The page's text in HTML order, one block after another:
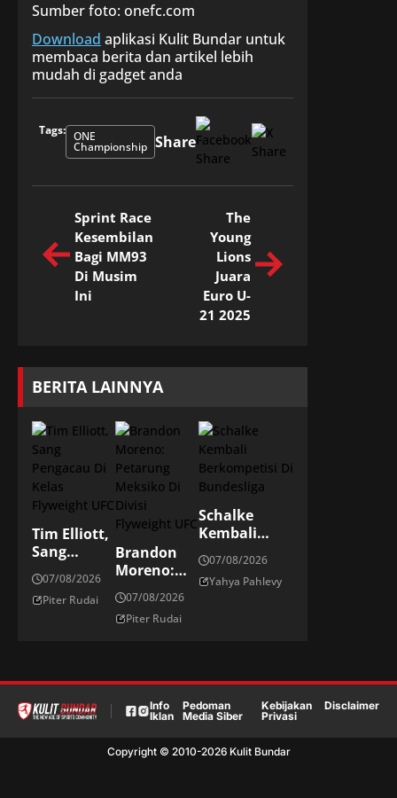
Sumber foto: onefc.com
Download aplikasi Kulit Bundar untuk
membaca berita dan artikel lebih
mudah di gadget anda
Tags: ONE
Championship Share
Sprint Race
Kesembilan
Bagi MM93
Di Musim
Ini
The
Young
Lions
Juara
Euro U-
21 2025
BERITA LAINNYA
Tim Elliott,
Sang
Pengacau
Di Kelas
Flyweight
07/08/2026
Piter Rudai
Brandon
Moreno:
Petarung
Meksiko Di
Divisi
07/08/2026
Piter Rudai
Schalke
Kembali
Berkompetisi
Di
Bundesliga
07/08/2026
Yahya Pahlevy
Info
Iklan
Pedoman
Media Siber
Kebijakan
Privasi
Disclaimer
Copyright © 2010-2026Kulit Bundar